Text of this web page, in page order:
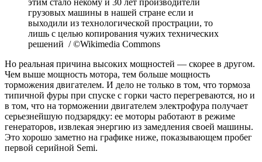
этим стало некому и 30 лет производители
грузовых машины в нашей стране если и
выходили из технологической прострации, то
лишь с целью копирования чужих технических
решений / ©Wikimedia Commons
Но реальная причина высоких мощностей — скорее в другом.
Чем выше мощность мотора, тем больше мощность
торможения двигателем. И дело не только в том, что тормоза
типичной фуры при спуске с горки часто перегреваются, но и
в том, что на торможении двигателем электрофура получает
серьезнейшую подзарядку: ее моторы работают в режиме
генераторов, извлекая энергию из замедления своей машины.
Это хорошо заметно на графике ниже, показывающем пробег
первой серийной Semi.